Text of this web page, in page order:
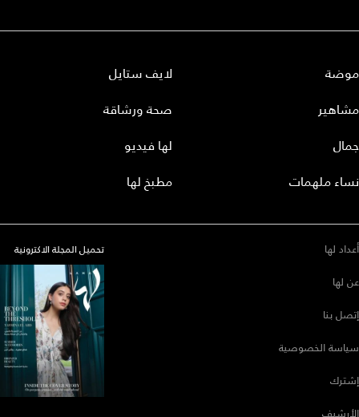
موضة
مشاهير
جمال
نساء ملهمات
لايف ستايل
صحة ورشاقة
لها فيديو
مطبخ لها
أعداد لها
عن لها
إتصل بنا
سياسة الخصوصية
إشترك
الأرشيف
تحميل المجلة الاكترونية